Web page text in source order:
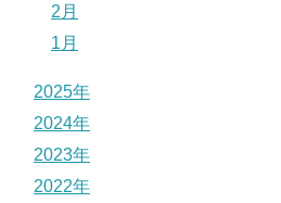
2月
1月
2025年
2024年
2023年
2022年